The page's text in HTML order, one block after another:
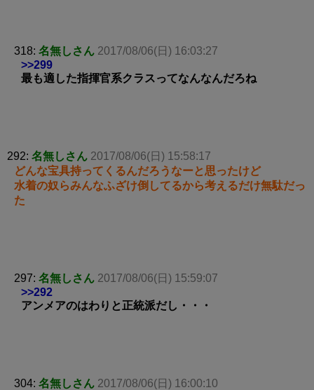
318: 名無しさん 2017/08/06(日) 16:03:27
>>299
最も適した指揮官系クラスってなんなんだろね
292: 名無しさん 2017/08/06(日) 15:58:17
どんな宝具持ってくるんだろうなーと思ったけど
水着の奴らみんなふざけ倒してるから考えるだけ無駄だっ
た
297: 名無しさん 2017/08/06(日) 15:59:07
>>292
アンメアのはわりと正統派だし・・・
304: 名無しさん 2017/08/06(日) 16:00:10